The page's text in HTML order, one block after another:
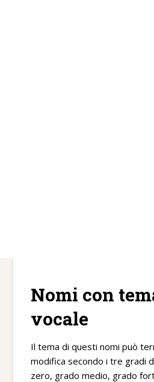
Nomi con
vocale
Il tema di questi nomi può
modifica secondo i tre gradi
zero, grado medio, grado